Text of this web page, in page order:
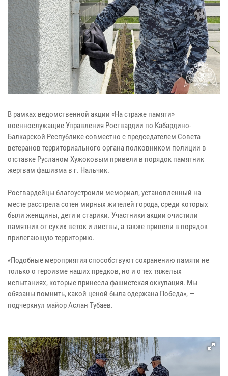
В рамках ведомственной акции «На страже памяти»
военнослужащие Управления Росгвардии по Кабардино-
Балкарской Республике совместно с председателем Совета
ветеранов территориального органа полковником полиции в
отставке Русланом Хужоковым привели в порядок памятник
жертвам фашизма в г. Нальчик.
Росгвардейцы благоустроили мемориал, установленный на
месте расстрела сотен мирных жителей города, среди которых
были женщины, дети и старики. Участники акции очистили
памятник от сухих веток и листвы, а также привели в порядок
прилегающую территорию.
«Подобные мероприятия способствуют сохранению памяти не
только о героизме наших предков, но и о тех тяжелых
испытаниях, которые принесла фашистская оккупация. Мы
обязаны помнить, какой ценой была одержана Победа», —
подчеркнул майор Аслан Тубаев.